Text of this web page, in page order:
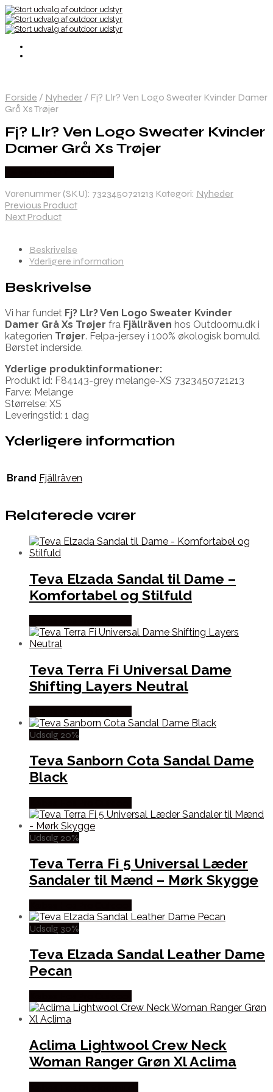
Forside / Nyheder / Fj? Llr? Ven Logo Sweater Kvinder Damer
Grå Xs Trøjer
Fj? Llr? Ven Logo Sweater Kvinder
Damer Grå Xs Trøjer
Varenummer (SKU): 7323450721213 Kategori: Nyheder
Previous Product
Next Product
Beskrivelse
Yderligere information
Beskrivelse
Vi har fundet Fj? Llr? Ven Logo Sweater Kvinder
Damer Grå Xs Trøjer fra Fjällräven hos Outdoornu.dk i
kategorien Trøjer. Felpa-jersey i 100% økologisk bomuld.
Børstet inderside.
Yderlige produktinformationer:
Produkt id: F84143-grey melange-XS 7323450721213
Farve: Melange
Størrelse: XS
Leveringstid: 1 dag
Yderligere information
Brand Fjällräven
Relaterede varer
Teva Elzada Sandal til Dame –
Komfortabel og Stilfuld
Teva Terra Fi Universal Dame
Shifting Layers Neutral
Udsalg 20%
Teva Sanborn Cota Sandal Dame
Black
Udsalg 20%
Teva Terra Fi 5 Universal Læder
Sandaler til Mænd – Mørk Skygge
Udsalg 30%
Teva Elzada Sandal Leather Dame
Pecan
Aclima Lightwool Crew Neck
Woman Ranger Grøn Xl Aclima